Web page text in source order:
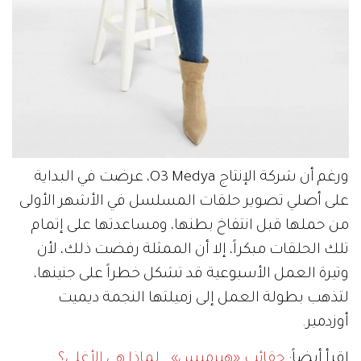
ورغم أن شركة الإنتاج O3 Medya، عرضت في البداية
على أصلي تصوير حلقات المسلسل في الأشهر الأولى
من حملها قبل انتفاخ بطنها، ومساعدتها على إتمام
تلك الحلقات مبكراً، إلا أن الممثلة رفضت ذلك، لأن
وتيرة العمل الأسبوعية قد تشكل خطراً على جنينها،
لتذهب بطولة العمل إلى زميلتها النجمة ديميت
أوزدمير.